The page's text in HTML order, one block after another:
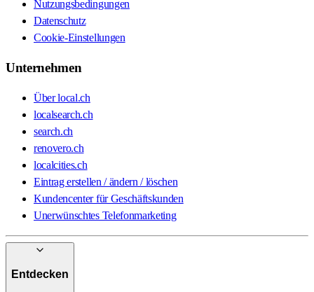
Nutzungsbedingungen
Datenschutz
Cookie-Einstellungen
Unternehmen
Über local.ch
localsearch.ch
search.ch
renovero.ch
localcities.ch
Eintrag erstellen / ändern / löschen
Kundencenter für Geschäftskunden
Unerwünschtes Telefonmarketing
Entdecken